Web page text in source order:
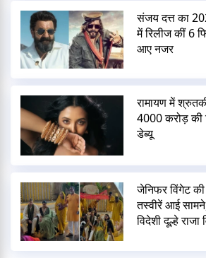
संजय दत्त का
में रिलीज कीं 6
आए नजर
रामायण में
4000 करोड़ की
डेब्यू
जेनिफर विंगेट
तस्वीरें आई
विदेशी दूल्हे राजा